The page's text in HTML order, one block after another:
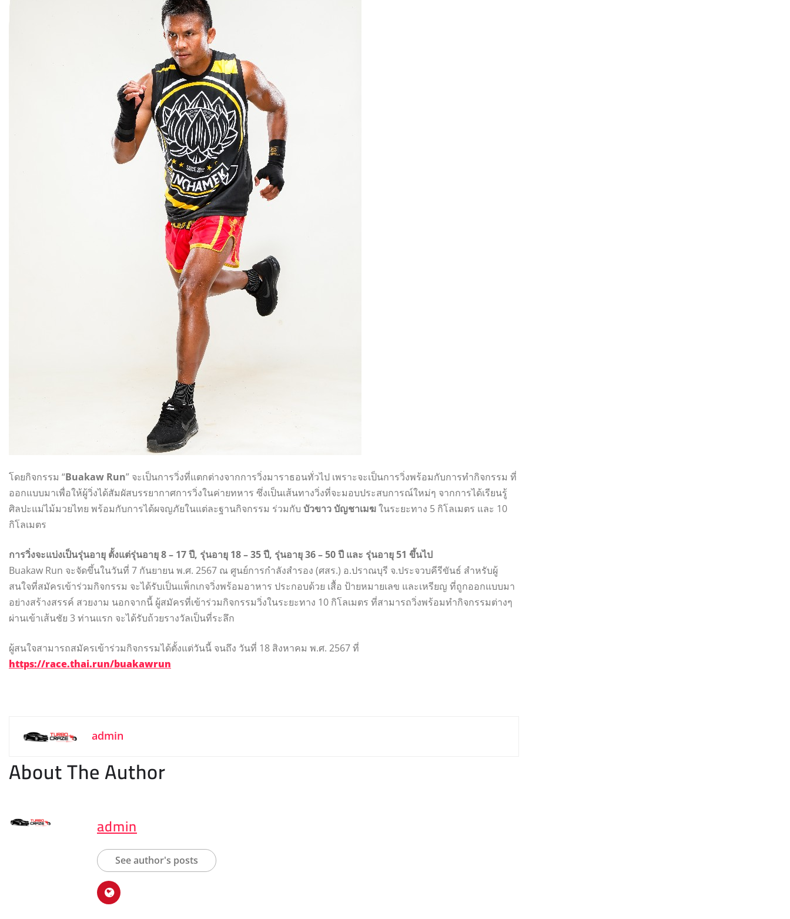
โดยกิจกรรม “Buakaw Run” จะเป็นการวิ่งที่แตกต่างจากการวิ่งมาราธอนทั่วไป เพราะจะเป็นการวิ่งพร้อมกับการทำกิจกรรม ที่
ออกแบบมาเพื่อให้ผู้วิ่งได้สัมผัสบรรยากาศการวิ่งในค่ายทหาร ซึ่งเป็นเส้นทางวิ่งที่จะมอบประสบการณ์ใหม่ๆ จากการได้เรียนรู้
ศิลปะแม่ไม้มวยไทย พร้อมกับการได้ผจญภัยในแต่ละฐานกิจกรรม ร่วมกับ บัวขาว บัญชาเมฆในระยะทาง 5 กิโลเมตร และ 10
กิโลเมตร
การวิ่งจะแบ่งเป็นรุ่นอายุ ตั้งแต่รุ่นอายุ 8 – 17 ปี, รุ่นอายุ 18 – 35 ปี, รุ่นอายุ 36 – 50 ปี และ รุ่นอายุ 51 ขึ้นไป
Buakaw Run จะจัดขึ้นในวันที่ 7 กันยายน พ.ศ. 2567 ณ ศูนย์การกำลังสำรอง (ศสร.) อ.ปราณบุรี จ.ประจวบคีรีขันธ์ สำหรับผู้
สนใจที่สมัครเข้าร่วมกิจกรรม จะได้รับเป็นแพ็กเกจวิ่งพร้อมอาหาร ประกอบด้วย เสื้อ ป้ายหมายเลข และเหรียญ ที่ถูกออกแบบมา
อย่างสร้างสรรค์ สวยงาม นอกจากนี้ ผู้สมัครที่เข้าร่วมกิจกรรมวิ่งในระยะทาง 10 กิโลเมตร ที่สามารถวิ่งพร้อมทำกิจกรรมต่างๆ
ผ่านเข้าเส้นชัย 3 ท่านแรก จะได้รับถ้วยรางวัลเป็นที่ระลึก
ผู้สนใจสามารถสมัครเข้าร่วมกิจกรรมได้ตั้งแต่วันนี้ จนถึง วันที่ 18 สิงหาคม พ.ศ. 2567 ที่
https://race.thai.run/buakawrun
admin
About The Author
admin
See author's posts